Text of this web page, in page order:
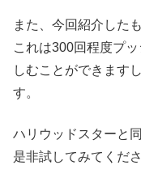
また、今回紹介した
これは300回程度プ
しむことができます
す。
ハリウッドスターと
是非試してみてくださ